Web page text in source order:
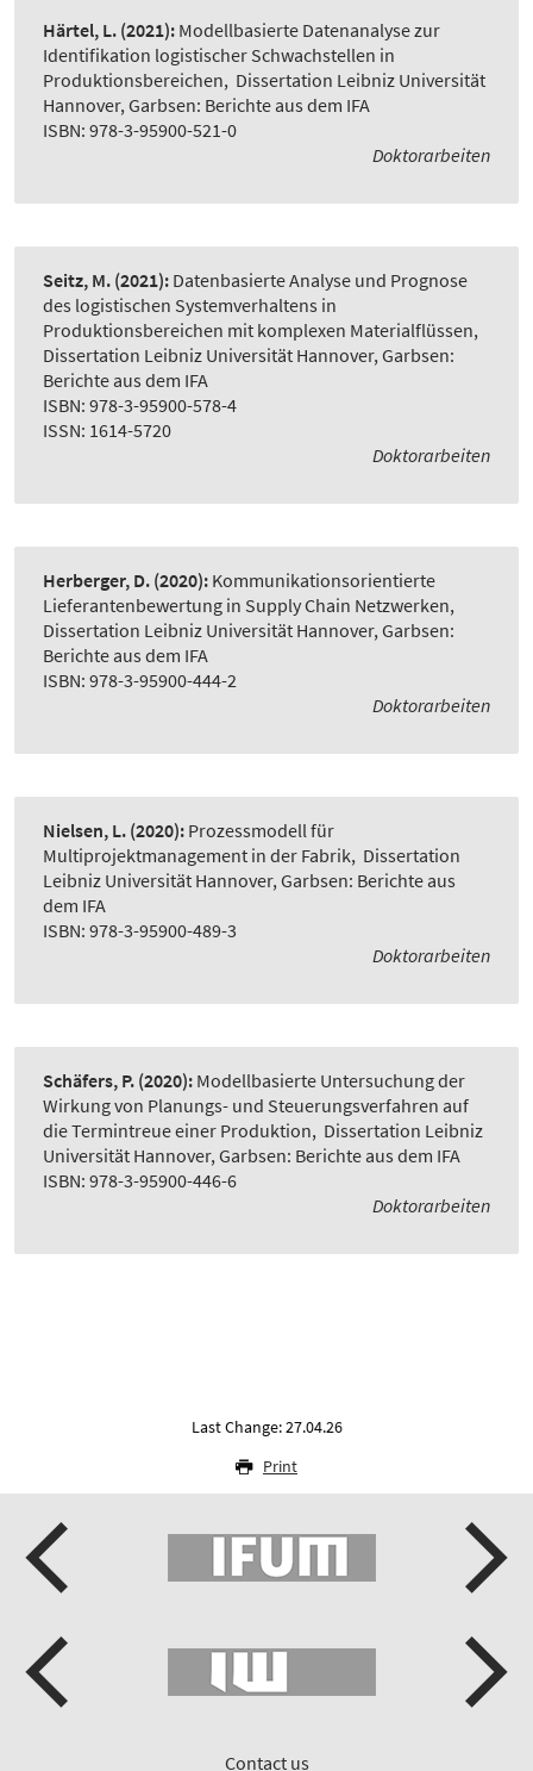
Härtel, L. (2021): Modellbasierte Datenanalyse zur
Identifikation logistischer Schwachstellen in
Produktionsbereichen, Dissertation Leibniz Universität
Hannover, Garbsen: Berichte aus dem IFA
ISBN: 978-3-95900-521-0
Doktorarbeiten
Seitz, M. (2021): Datenbasierte Analyse und Prognose
des logistischen Systemverhaltens in
Produktionsbereichen mit komplexen Materialflüssen,
Dissertation Leibniz Universität Hannover, Garbsen:
Berichte aus dem IFA
ISBN: 978-3-95900-578-4
ISSN: 1614-5720
Doktorarbeiten
Herberger, D. (2020): Kommunikationsorientierte
Lieferantenbewertung in Supply Chain Netzwerken,
Dissertation Leibniz Universität Hannover, Garbsen:
Berichte aus dem IFA
ISBN: 978-3-95900-444-2
Doktorarbeiten
Nielsen, L. (2020): Prozessmodell für
Multiprojektmanagement in der Fabrik, Dissertation
Leibniz Universität Hannover, Garbsen: Berichte aus
dem IFA
ISBN: 978-3-95900-489-3
Doktorarbeiten
Schäfers, P. (2020): Modellbasierte Untersuchung der
Wirkung von Planungs- und Steuerungsverfahren auf
die Termintreue einer Produktion, Dissertation Leibniz
Universität Hannover, Garbsen: Berichte aus dem IFA
ISBN: 978-3-95900-446-6
Doktorarbeiten
Last Change: 27.04.26
Print
Contact us